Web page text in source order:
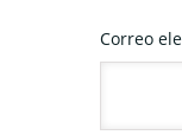
Correo